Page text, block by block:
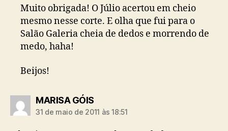
Muito obrigada! O Júlio acertou em cheio
mesmo nesse corte. E olha que fui para o
Salão Galeria cheia de dedos e morrendo de
medo, haha!
Beijos!
MARISA GÓISdiz:
31 de maio de 2011 às 18:51